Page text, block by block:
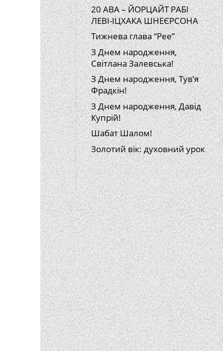
20 АВА – ЙОРЦАЙТ РАБІ
ЛЕВІ-ІЦХАКА ШНЕЄРСОНА
Тижнева глава “Рее”
З Днем народження,
Світлана Залевська!
З Днем народження, Тув’я
Фрадкін!
З Днем народження, Давід
Купрій!
Шабат Шалом!
Золотий вік: духовний урок